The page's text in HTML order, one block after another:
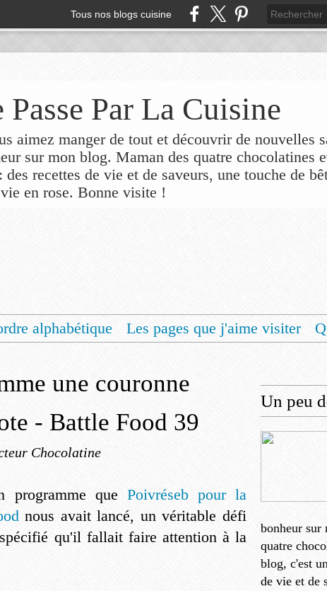
Tous nos blogs cuisine
Par La Cuisine
aimez manger de tout et découvrir de nouvelles
sur mon blog. Maman des quatre chocolatines
recettes de vie et de saveurs, une touche de
en rose. Bonne visite !
alphabétique Les pages que j'aime visiter
une couronne
- Battle Food 39
Chocolatine
programme que Poivréseb pour la
nous avait lancé, un véritable défi
qu'il fallait faire attention à la
Un peu
bonheur sur
quatre
blog, c'est
de vie et de